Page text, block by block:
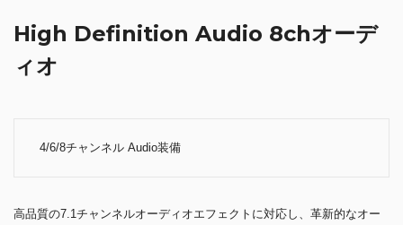
High Definition Audio 8chオーデ
ィオ
4/6/8チャンネル Audio装備
高品質の7.1チャンネルオーディオエフェクトに対応し、革新的なオー